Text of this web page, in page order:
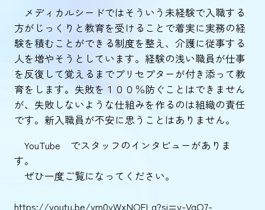
メディカルシードではそういう未経験で入職する
方がじっくりと教育を受けることで着実に実務の経
験を積むことができる制度を整え、介護に従事する
人を増やそうとしています。経験の浅い職員が仕事
を反復して覚えるまでプリセプターが付き添って教
育をします。失敗を１００％防ぐことはできません
が、失敗しないような仕組みを作るのは組織の責任
です。新入職員が不安に思うことはありません。
YouTube でスタッフのインタビューがありま
す。
ぜひ一度ご覧になってください。
https://youtu.be/vm0vWxNOELg?si=y-VgO7-